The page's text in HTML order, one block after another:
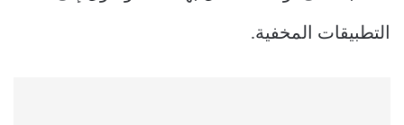
التطبيقات المخفية.